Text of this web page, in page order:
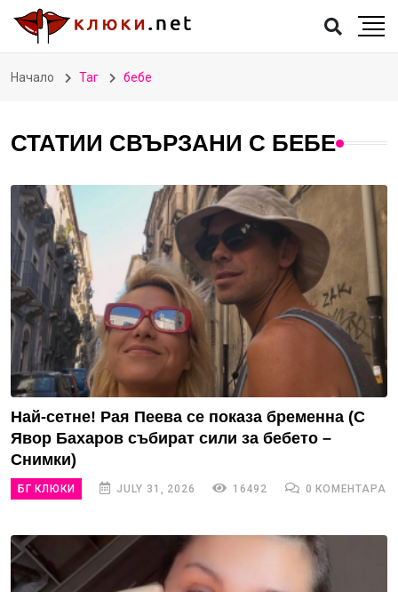
Начало Таг бебе
СТАТИИ СВЪРЗАНИ С БЕБЕ
Най-сетне! Рая Пеева се показа бременна (С
Явор Бахаров събират сили за бебето –
Снимки)
БГ КЛЮКИ JULY 31, 2026 16492 0 КОМЕНТАРА